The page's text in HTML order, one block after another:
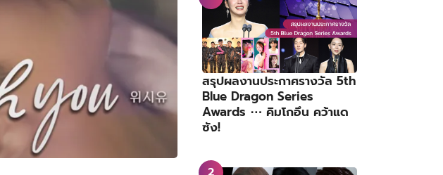
สรุปผลงานประกาศรางวัล 5th
Blue Dragon Series
Awards ⋯ คิมโกอึน คว้าแด
ซัง!